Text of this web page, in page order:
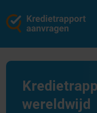
wereldwijd